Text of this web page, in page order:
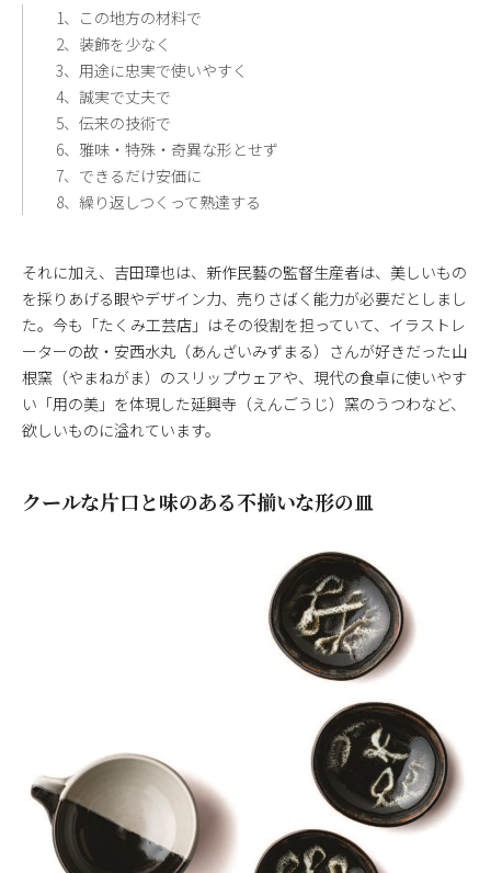
1、この地方の材料で
2、装飾を少なく
3、用途に忠実で使いやすく
4、誠実で丈夫で
5、伝来の技術で
6、雅味・特殊・奇異な形とせず
7、できるだけ安価に
8、繰り返しつくって熟達する
それに加え、吉田璋也は、新作民藝の監督生産者は、美しいもの
を採りあげる眼やデザイン力、売りさばく能力が必要だとしまし
た。今も「たくみ工芸店」はその役割を担っていて、イラストレ
ーターの故・安西水丸（あんざいみずまる）さんが好きだった山
根窯（やまねがま）のスリップウェアや、現代の食卓に使いやす
い「用の美」を体現した延興寺（えんごうじ）窯のうつわなど、
欲しいものに溢れています。
クールな片口と味のある不揃いな形の皿